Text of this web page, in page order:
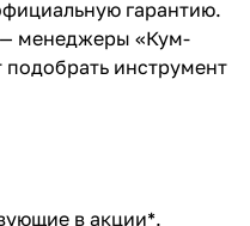
гарантию.
менеджеры «Кум-
инструмент
в акции*.